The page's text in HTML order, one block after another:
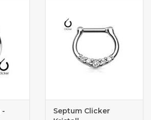
-
Septum Clicker